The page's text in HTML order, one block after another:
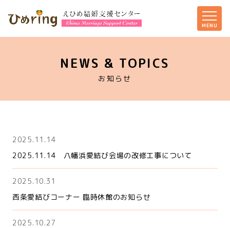
NEWS & TOPICS
お知らせ
2025.11.14
2025.11.14 八幡浜愛結び会場の改修工事について
2025.10.31
西条愛結びコーナー 臨時休館のお知らせ
2025.10.27